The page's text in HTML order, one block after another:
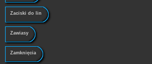
Zaciski do lin
Zawiasy
Zamknięcia